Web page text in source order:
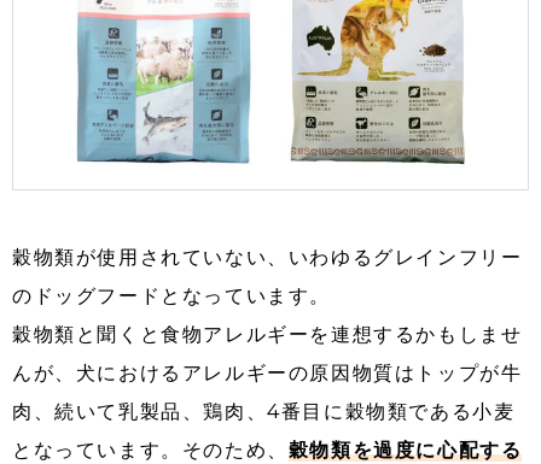
穀物類が使用されていない、いわゆるグレインフリー
のドッグフードとなっています。
穀物類と聞くと食物アレルギーを連想するかもしませ
んが、犬におけるアレルギーの原因物質はトップが牛
肉、続いて乳製品、鶏肉、4番目に穀物類である小麦
となっています。そのため、 穀物類を過度に心配する